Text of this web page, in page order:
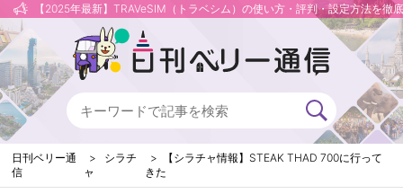
【2025年最新】TRAVeSIM（トラベシム）の使い方・評判・設定方法を徹
日刊ベリー通
信
シラチ
ャ
【シラチャ情報】STEAK THAD 700に行って
きた